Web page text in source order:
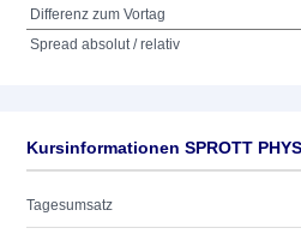
Differenz zum Vortag
Spread absolut / relativ
Kursinformationen SPROTT
Tagesumsatz